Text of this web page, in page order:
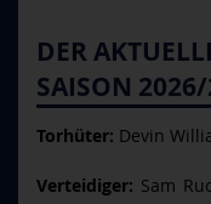
DER
SAISON
Torhüter: Devin
Verteidiger: Sam